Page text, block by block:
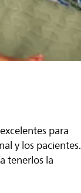
para
y los pacientes.
tenerlos la